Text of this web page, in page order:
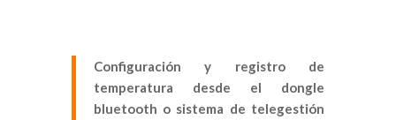
Configuración y registro de
temperatura desde el dongle
bluetooth o sistema de telegestión